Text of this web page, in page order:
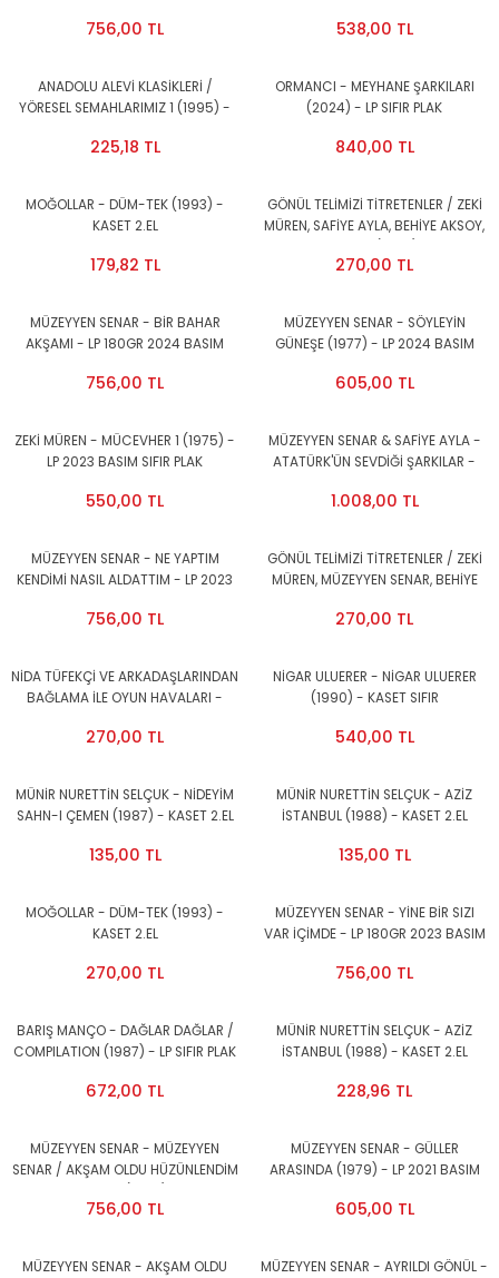
756,00 TL 538,00 TL
ANADOLU ALEVİ KLASİKLERİ /
YÖRESEL SEMAHLARIMIZ 1 (1995) -
225,18 TL
ORMANCI - MEYHANE ŞARKILARI
(2024) - LP SIFIR PLAK
840,00 TL
MOĞOLLAR - DÜM-TEK (1993) -
KASET 2.EL
179,82 TL
GÖNÜL TELİMİZİ TİTRETENLER / ZEKİ
MÜREN, SAFİYE AYLA, BEHİYE AKSOY,
270,00 TL
MÜZEYYEN SENAR - BİR BAHAR
AKŞAMI - LP 180GR 2024 BASIM
756,00 TL
MÜZEYYEN SENAR - SÖYLEYİN
GÜNEŞE (1977) - LP 2024 BASIM
605,00 TL
ZEKİ MÜREN - MÜCEVHER 1 (1975) -
LP 2023 BASIM SIFIR PLAK
550,00 TL
MÜZEYYEN SENAR & SAFİYE AYLA -
ATATÜRK'ÜN SEVDİĞİ ŞARKILAR -
1.008,00 TL
MÜZEYYEN SENAR - NE YAPTIM
KENDİMİ NASIL ALDATTIM - LP 2023
756,00 TL
GÖNÜL TELİMİZİ TİTRETENLER / ZEKİ
MÜREN, MÜZEYYEN SENAR, BEHİYE
2.EL
270,00 TL
NİDA TÜFEKÇİ VE ARKADAŞLARINDAN
BAĞLAMA İLE OYUN HAVALARI -
270,00 TL
NİGAR ULUERER - NİGAR ULUERER
(1990) - KASET SIFIR
540,00 TL
MÜNİR NURETTİN SELÇUK - NİDEYİM
SAHN-I ÇEMEN (1987) - KASET 2.EL
135,00 TL
MÜNİR NURETTİN SELÇUK - AZİZ
İSTANBUL (1988) - KASET 2.EL
135,00 TL
MOĞOLLAR - DÜM-TEK (1993) -
KASET 2.EL
270,00 TL
MÜZEYYEN SENAR - YİNE BİR SIZI
VAR İÇİMDE - LP 180GR 2023 BASIM
756,00 TL
BARIŞ MANÇO - DAĞLAR DAĞLAR /
COMPILATION (1987) - LP SIFIR PLAK
672,00 TL
MÜNİR NURETTİN SELÇUK - AZİZ
İSTANBUL (1988) - KASET 2.EL
228,96 TL
MÜZEYYEN SENAR - MÜZEYYEN
SENAR / AKŞAM OLDU HÜZÜNLENDİM
PLAK
756,00 TL
MÜZEYYEN SENAR - GÜLLER
ARASINDA (1979) - LP 2021 BASIM
605,00 TL
MÜZEYYEN SENAR - AKŞAM OLDU
MÜZEYYEN SENAR - AYRILDI GÖNÜL -